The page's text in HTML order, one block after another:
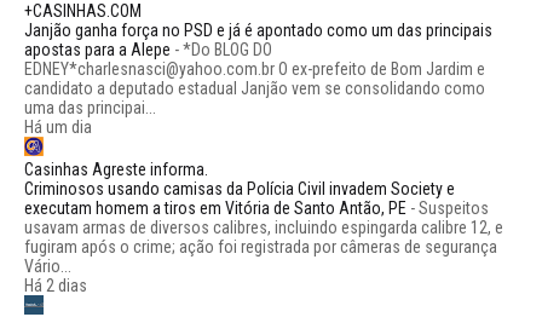
+CASINHAS.COM
Janjão ganha força no PSD e já é apontado como um das principais
apostas para a Alepe -*Do BLOG DO
EDNEY*charlesnasci@yahoo.com.br O ex-prefeito de Bom Jardim e
candidato a deputado estadual Janjão vem se consolidando como
uma das principai...
Há um dia
Casinhas Agreste informa.
Criminosos usando camisas da Polícia Civil invadem Society e
executam homem a tiros em Vitória de Santo Antão, PE -Suspeitos
usavam armas de diversos calibres, incluindo espingarda calibre 12, e
fugiram após o crime; ação foi registrada por câmeras de segurança
Vário...
Há 2 dias